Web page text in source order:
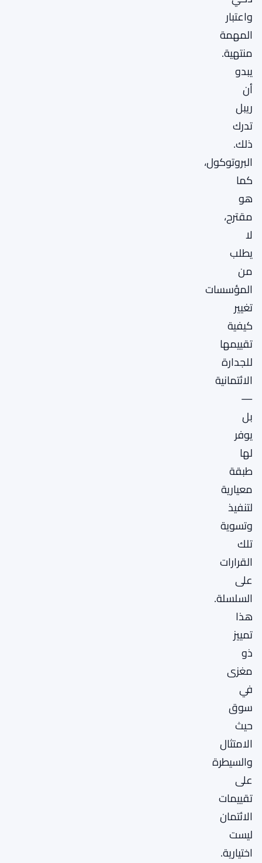
واعتبار
المهمة
منتهية.
يبدو
أن
ريبل
تدرك
ذلك.
البروتوكول،
كما
هو
مقترح،
لا
يطلب
من
المؤسسات
تغيير
كيفية
تقييمها
للجدارة
الائتمانية
—
بل
يوفر
لها
طبقة
معيارية
لتنفيذ
وتسوية
تلك
القرارات
على
السلسلة.
هذا
تمييز
ذو
مغزى
في
سوق
حيث
الامتثال
والسيطرة
على
تقييمات
الائتمان
ليست
اختيارية.